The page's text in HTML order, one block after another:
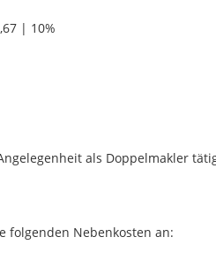
Bildungseinrichtungen: Die
erreichbar. Weitere
für Kinder runden das
aus städtischer Infrastruktur
sowie kulturelle Highlights
zahlreiche Möglichkeiten für
| 10%
als Doppelmakler
folgenden Nebenkosten an: